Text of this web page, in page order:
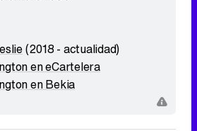
(2018 - actualidad)
en eCartelera
en Bekia